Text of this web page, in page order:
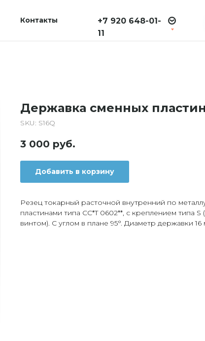
Контакты
+7 920 648-01-
11
Державка сменных
SKU: S16Q
3 000 руб.
Добавить в корзину
Резец токарный расточной внутренний по
пластинами типа CC*T 0602**, с креплением типа S
винтом). С углом в плане 95°. Диаметр державки